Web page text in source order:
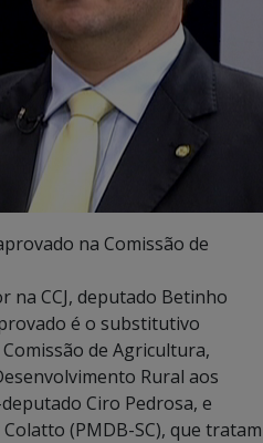
na Comissão de
na CCJ, deputado Betinho
é o substitutivo
de Agricultura,
Rural aos
Ciro Pedrosa, e
(PMDB-SC), que tratam